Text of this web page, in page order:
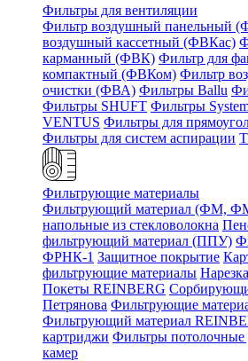
Фильтры для вентиляции
Фильтр воздушный панельный
воздушный кассетный (ФВКас)
карманный (ФВК) Фильтр для
компактный (ФВКом) Фильтр
очистки (ФВА) Фильтры Ballu
Фильтры SHUFT Фильтры
VENTUS Фильтры для
Фильтры для систем аспирации
Фильтрующие материалы
Фильтрующий материал (ФМ,
напольные из стекловолокна
фильтрующий материал (ППУ)
ФРНК-1 Защитное покрытие
фильтрующие материалы
Покеты REINBERG
Петрянова Фильтрующие
Фильтрующий материал
картриджи Фильтры потолочные
камер